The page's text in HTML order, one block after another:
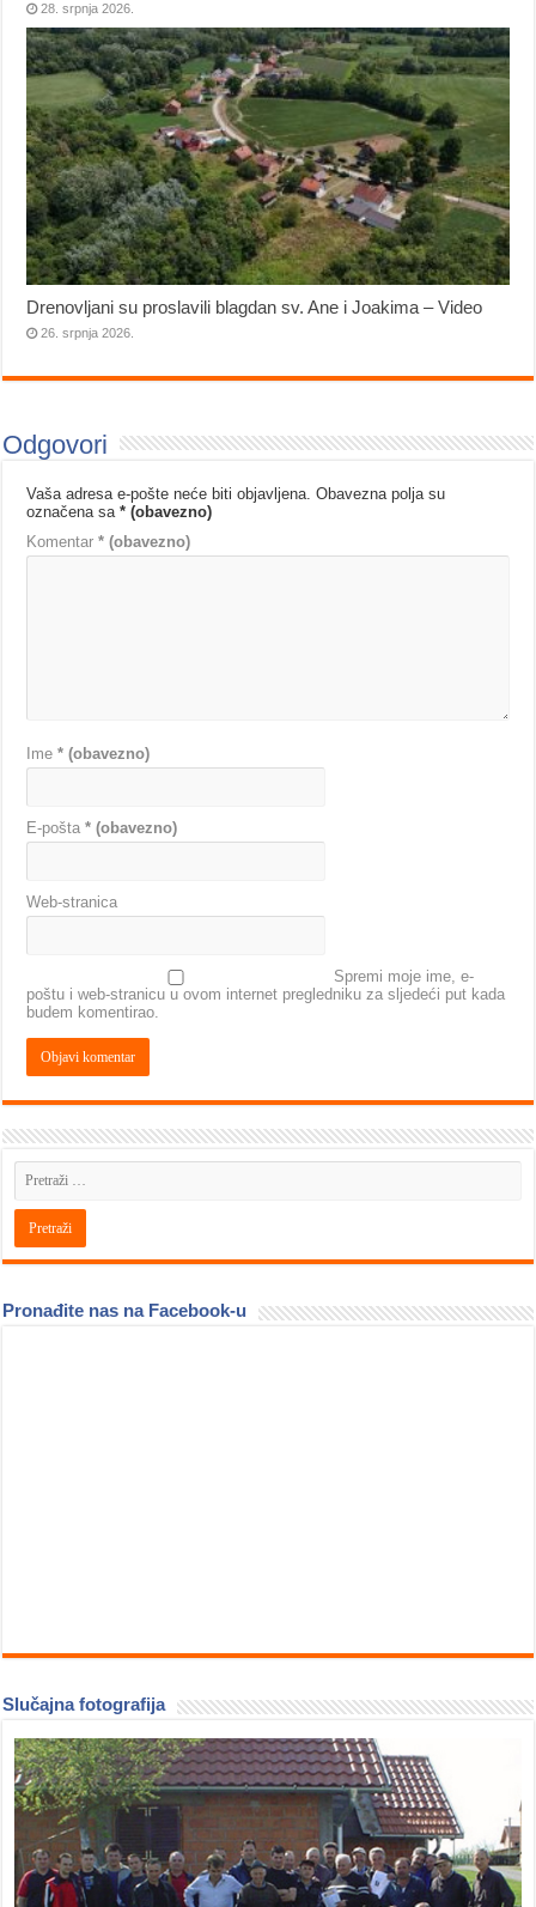
28. srpnja 2026.
Drenovljani su proslavili blagdan sv. Ane i Joakima – Video
26. srpnja 2026.
Odgovori
Vaša adresa e-pošte neće biti objavljena. Obavezna polja su
označena sa* (obavezno)
Komentar* (obavezno)
Ime* (obavezno)
E-pošta* (obavezno)
Web-stranica
Spremi moje ime, e-
poštu i web-stranicu u ovom internet pregledniku za sljedeći put kada
budem komentirao.
Pronađite nas na Facebook-u
Slučajna fotografija